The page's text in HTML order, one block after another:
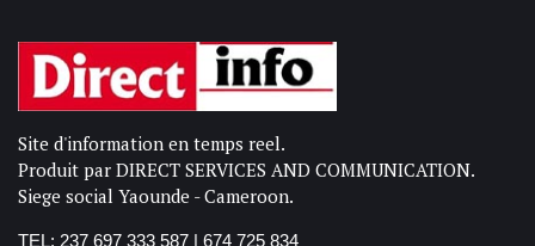
Site d'information en temps reel.
Produit par DIRECT SERVICES AND COMMUNICATION.
Siege social Yaounde - Cameroon.
TEL: 237 697 333 587 | 674 725 834